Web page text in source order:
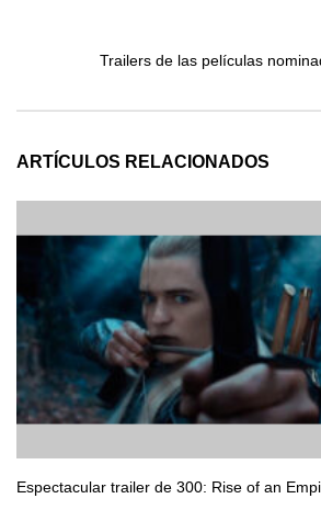
Trailers de las películas
ARTÍCULOS RELACIONADOS
Espectacular trailer de 300: Rise of an